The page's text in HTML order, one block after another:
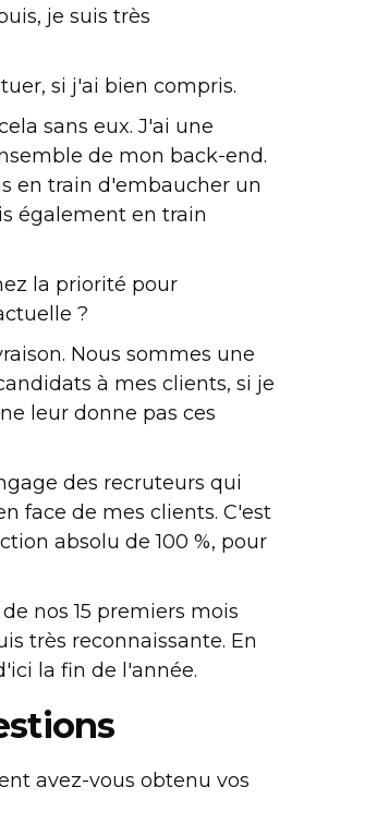
je suis très
si j'ai bien compris.
sans eux. J'ai une
de mon back-end.
en train d'embaucher un
également en train
la priorité pour
?
Nous sommes une
à mes clients, si je
leur donne pas ces
des recruteurs qui
face de mes clients. C'est
absolu de 100 %, pour
nos 15 premiers mois
très reconnaissante. En
la fin de l'année.
avez-vous obtenu vos